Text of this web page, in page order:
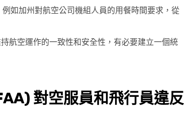
如加州對航空公司機組人員的用餐時間要求，從
航空運作的一致性和安全性，有必要建立一個統
對空服員和飛行員違反